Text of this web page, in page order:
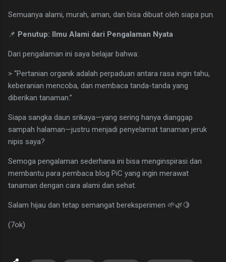
Semuanya alami, murah, aman, dan bisa dibuat oleh siapa pun.
📌 Penutup: Ilmu Alami dari Pengalaman Nyata
Dari pengalaman ini saya belajar bahwa:
> “Pertanian organik adalah perpaduan antara rasa ingin tahu,
keberanian mencoba, dan membaca tanda-tanda yang
diberikan tanaman.”
Siapa sangka daun srikaya—yang sering hanya dianggap
sampah halaman—justru menjadi penyelamat tanaman jeruk
nipis saya?
Semoga pengalaman sederhana ini bisa menginspirasi dan
membantu para pembaca blog PiC yang ingin merawat
tanaman dengan cara alami dan sehat.
Salam hijau dan tetap semangat bereksperimen 🌱🌿🍋
(7ok)